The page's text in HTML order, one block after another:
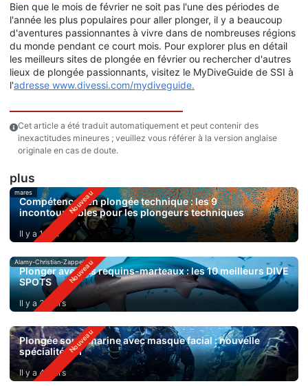
Bien que le mois de février ne soit pas l'une des périodes de
l'année les plus populaires pour aller plonger, il y a beaucoup
d'aventures passionnantes à vivre dans de nombreuses régions
du monde pendant ce court mois. Pour explorer plus en détail
les meilleurs sites de plongée en février ou rechercher d'autres
lieux de plongée passionnants, visitez le MyDiveGuide de SSI à
l'adresse www.divessi.com/mydiveguide.
Cet article a été traduit automatiquement et peut contenir des
inexactitudes mineures ; veuillez vous référer à la version anglaise
originale en cas de doute.
plus
mares
Compétences en plongée technique : les 9
incontournables pour les plongeurs techniques
Il y a 1 jour
Alamy-Christian-Zappel
Plonger avec les requins-marteaux : les 10 meilleurs DIVE
SPOTS
Il y a 3 jours
Plongée sous-marine avec masque facial : nouvelle
spécialité SSI
Il y a 4 jours